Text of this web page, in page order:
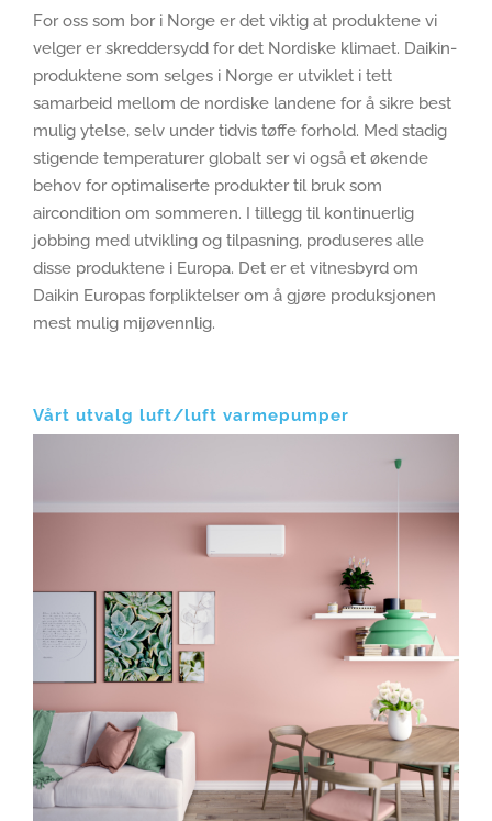
For oss som bor i Norge er det viktig at produktene vi
velger er skreddersydd for det Nordiske klimaet. Daikin-
produktene som selges i Norge er utviklet i tett
samarbeid mellom de nordiske landene for å sikre best
mulig ytelse, selv under tidvis tøffe forhold. Med stadig
stigende temperaturer globalt ser vi også et økende
behov for optimaliserte produkter til bruk som
aircondition om sommeren. I tillegg til kontinuerlig
jobbing med utvikling og tilpasning, produseres alle
disse produktene i Europa. Det er et vitnesbyrd om
Daikin Europas forpliktelser om å gjøre produksjonen
mest mulig mijøvennlig.
Vårt utvalg luft/luft varmepumper